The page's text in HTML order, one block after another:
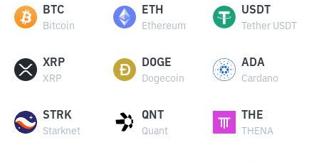
BTC
Bitcoin
ETH
Ethereum
USDT
Tether USDT
XRP
XRP
DOGE
Dogecoin
ADA
Cardano
STRK
Starknet
QNT
Quant
THE
THENA